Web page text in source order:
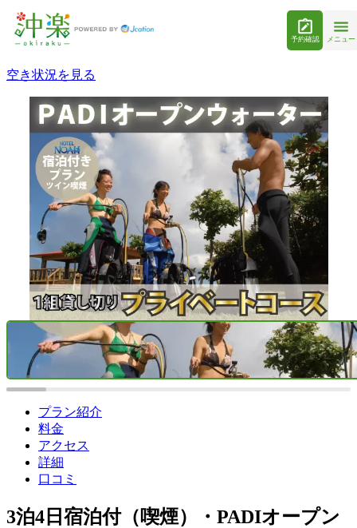
予約確認 メニュー
空き状況を見る
プラン紹介
料金
アクセス
詳細
口コミ
3泊4日宿泊付（喫煙）・PADIオープン